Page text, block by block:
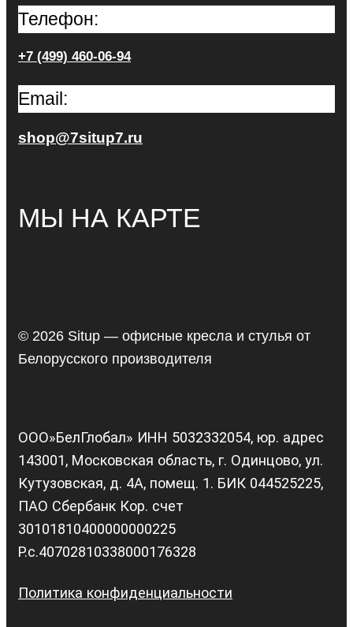
Телефон:
+7 (499) 460-06-94
Email:
shop@7situp7.ru
МЫ НА КАРТЕ
© 2026 Situp — офисные кресла и стулья от
Белорусского производителя
ООО»БелГлобал» ИНН 5032332054, юр. адрес
143001, Московская область, г. Одинцово, ул.
Кутузовская, д. 4А, помещ. 1. БИК 044525225,
ПАО Сбербанк Кор. счет
30101810400000000225
Р.с.40702810338000176328
Политика конфиденциальности